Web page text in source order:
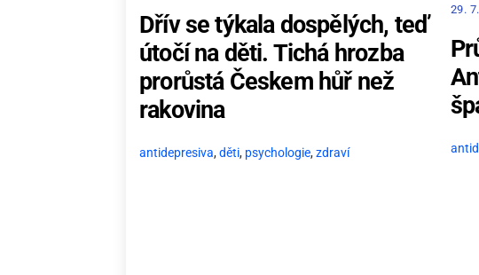
Dřív se týkala dospělých, teď
útočí na děti. Tichá hrozba
prorůstá Českem hůř než
rakovina
antidepresiva,děti, psychologie,zdraví
29.